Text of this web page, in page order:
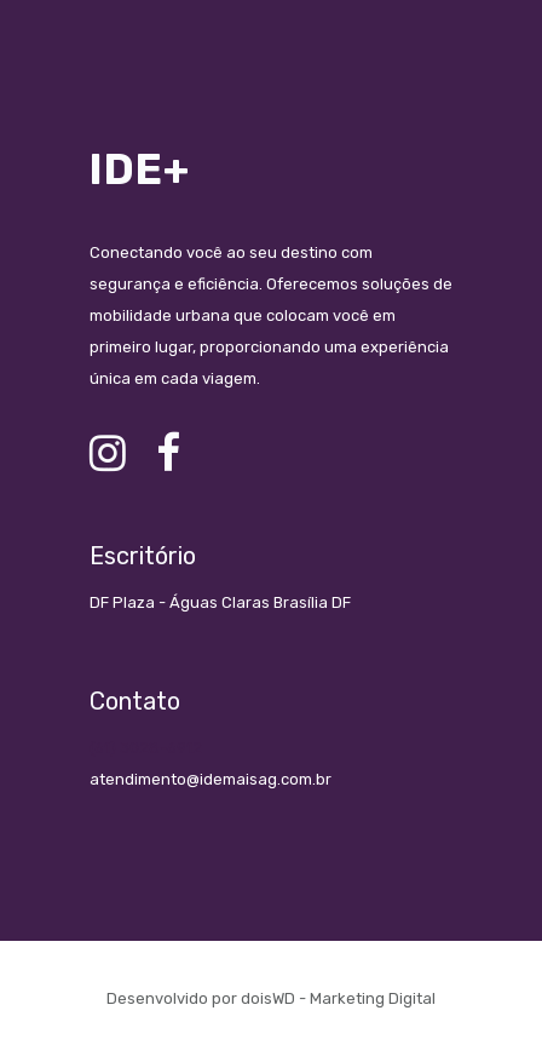
IDE+
Conectando você ao seu destino com
segurança e eficiência. Oferecemos soluções de
mobilidade urbana que colocam você em
primeiro lugar, proporcionando uma experiência
única em cada viagem.
Escritório
DF Plaza - Águas Claras Brasília DF
Contato
atendimento@idemaisag.com.br
Desenvolvido por doisWD - Marketing Digital